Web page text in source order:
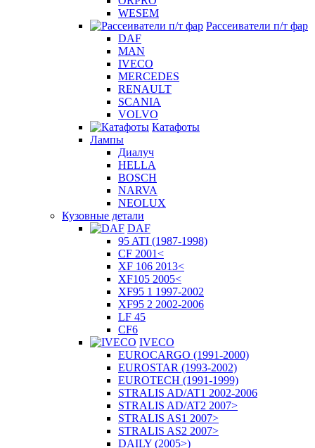
WESEM
Рассеиватели п/т фар
DAF
MAN
IVECO
MERCEDES
RENAULT
SCANIA
VOLVO
Катафоты
Лампы
Диалуч
HELLA
BOSCH
NARVA
NEOLUX
Кузовные детали
DAF
95 ATI (1987-1998)
CF 2001<
XF 106 2013<
XF105 2005<
XF95 1 1997-2002
XF95 2 2002-2006
LF 45
CF6
IVECO
EUROCARGO (1991-2000)
EUROSTAR (1993-2002)
EUROTECH (1991-1999)
STRALIS AD/AT1 2002-2006
STRALIS AD/AT2 2007>
STRALIS AS1 2007>
STRALIS AS2 2007>
DAILY (2005>)